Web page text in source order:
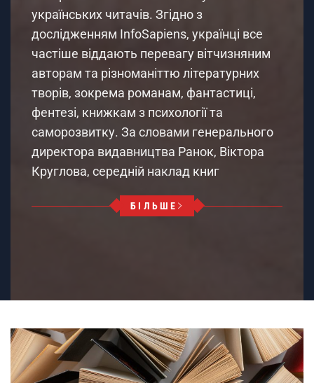
українських читачів. Згідно з
дослідженням InfoSapiens, українці все
частіше віддають перевагу вітчизняним
авторам та різноманіттю літературних
творів, зокрема романам, фантастиці,
фентезі, книжкам з психології та
саморозвитку. За словами генерального
директора видавництва Ранок, Віктора
Круглова, середній наклад книг
БІЛЬШЕ